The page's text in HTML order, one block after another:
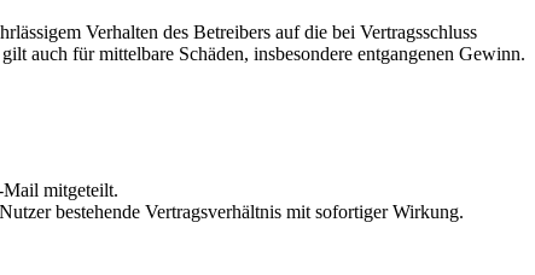
Verhalten des Betreibers auf die bei Vertragsschluss
auch für mittelbare Schäden, insbesondere entgangenen Gewinn.
Mail mitgeteilt.
bestehende Vertragsverhältnis mit sofortiger Wirkung.